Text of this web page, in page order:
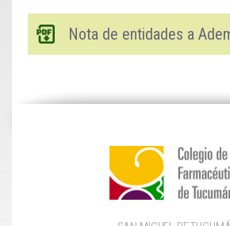
Nota de entidades a